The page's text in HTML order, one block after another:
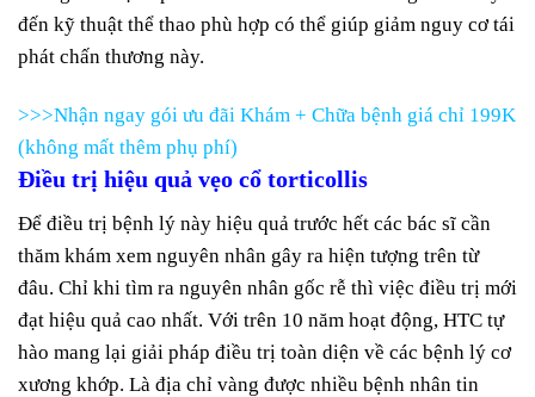
đến kỹ thuật thể thao phù hợp có thể giúp giảm nguy cơ tái
phát chấn thương này.
>>>Nhận ngay gói ưu đãi Khám + Chữa bệnh giá chỉ 199K
(không mất thêm phụ phí)
Điều trị hiệu quả vẹo cổ torticollis
Để điều trị bệnh lý này hiệu quả trước hết các bác sĩ cần
thăm khám xem nguyên nhân gây ra hiện tượng trên từ
đâu. Chỉ khi tìm ra nguyên nhân gốc rễ thì việc điều trị mới
đạt hiệu quả cao nhất. Với trên 10 năm hoạt động, HTC tự
hào mang lại giải pháp điều trị toàn diện về các bệnh lý cơ
xương khớp. Là địa chỉ vàng được nhiều bệnh nhân tin